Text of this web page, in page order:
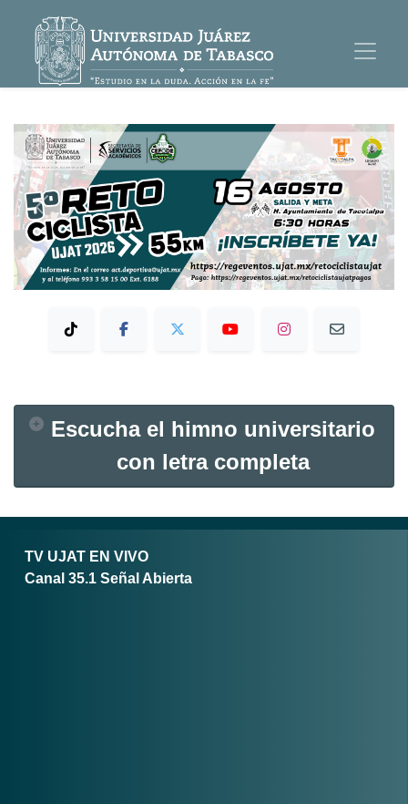
Previous Next
Escucha el himno universitario
con letra completa
TV UJAT EN VIVO
Canal 35.1 Señal Abierta